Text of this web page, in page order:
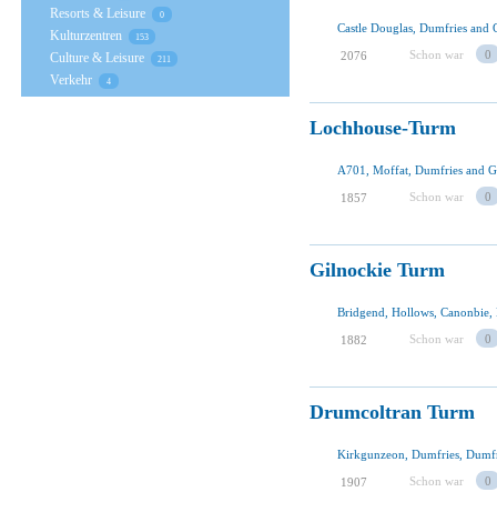
2076 Schon war 0
Lochhouse-Turm
A701, Moffat, Dumfries and
1857 Schon war 0
Gilnockie Turm
1882 Schon war 0
Drumcoltran Turm
1907 Schon war 0
Resorts & Leisure 0
Kulturzentren 153
Culture & Leisure 211
Verkehr 4